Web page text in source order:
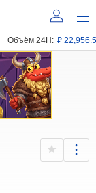
Объём 24H: ₽